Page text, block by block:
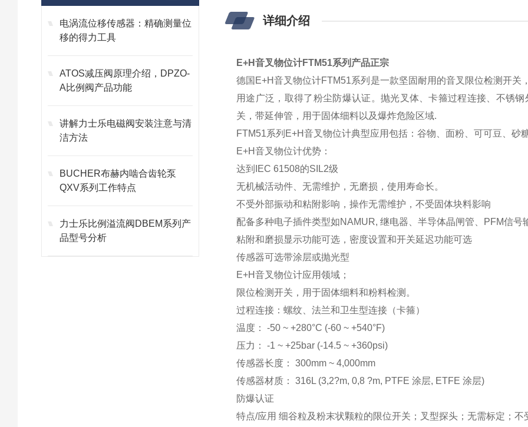
电涡流位移传感器：精确测量位
移的得力工具
ATOS减压阀原理介绍，DPZO-
A比例阀产品功能
讲解力士乐电磁阀安装注意与清
洁方法
BUCHER布赫内啮合齿轮泵
QXV系列工作特点
力士乐比例溢流阀DBEM系列产
品型号分析
详细介绍
E+H音叉物位计FTM51系列产品正宗
德国E+H音叉物位计FTM51系列是一款坚固耐用的音叉限位检测开
用途广泛，取得了粉尘防爆认证。抛光叉体、卡箍过程连接、不锈
关，带延伸管，用于固体细料以及爆炸危险区域.
FTM51系列E+H音叉物位计典型应用包括：谷物、面粉、可可豆、砂
E+H音叉物位计优势：
达到IEC 61508的SIL2级
无机械活动件、无需维护，无磨损，使用寿命长。
不受外部振动和粘附影响，操作无需维护，不受固体块料影响
配备多种电子插件类型如NAMUR, 继电器、半导体晶闸管、PFM信
粘附和磨损显示功能可选，密度设置和开关延迟功能可选
传感器可选带涂层或抛光型
E+H音叉物位计应用领域；
限位检测开关，用于固体细料和粉料检测。
过程连接：螺纹、法兰和卫生型连接（卡箍）
温度： -50 ~ +280°C (-60 ~ +540°F)
压力： -1 ~ +25bar (-14.5 ~ +360psi)
传感器长度： 300mm ~ 4,000mm
传感器材质： 316L (3,2?m, 0,8 ?m, PTFE 涂层, ETFE 涂层)
防爆认证
特点/应用 细谷粒及粉末状颗粒的限位开关；叉型探头；无需标定；